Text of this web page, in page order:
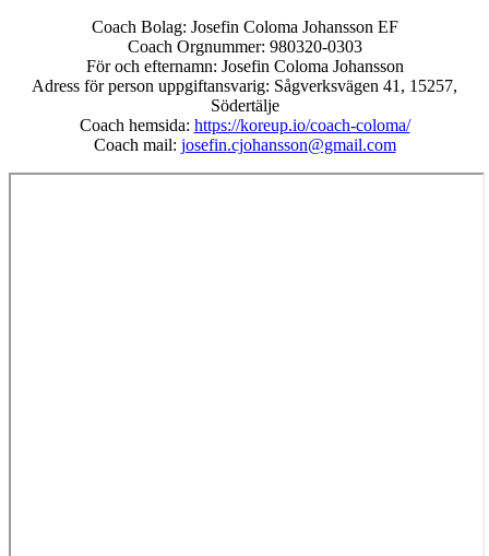
Coach Bolag: Josefin Coloma Johansson EF
Coach Orgnummer: 980320-0303
För och efternamn: Josefin Coloma Johansson
Adress för person uppgiftansvarig: Sågverksvägen 41, 15257,
Södertälje
Coach hemsida: https://koreup.io/coach-coloma/
Coach mail: josefin.cjohansson@gmail.com